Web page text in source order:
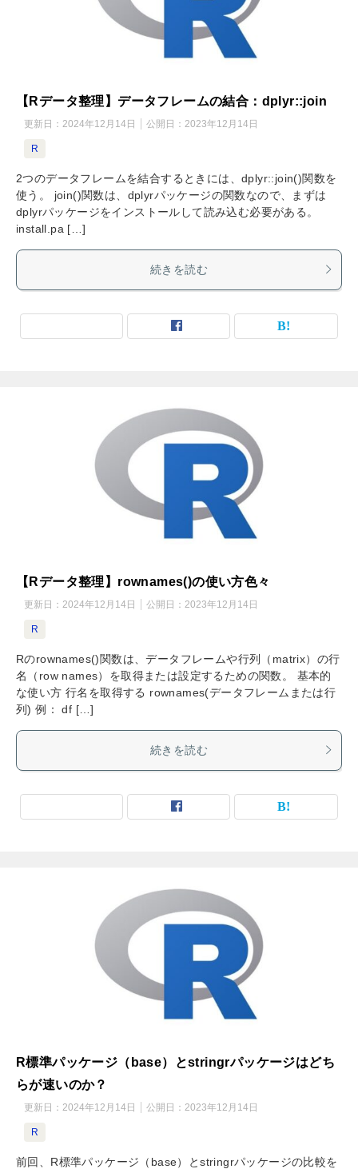
【Rデータ整理】データフレームの結合：dplyr::join
更新日： 2024年12月14日 公開日： 2023年12月14日
R
2つのデータフレームを結合するときには、dplyr::join()関数を
使う。 join()関数は、dplyrパッケージの関数なので、まずは
dplyrパッケージをインストールして読み込む必要がある。
install.pa […]
続きを読む
【Rデータ整理】rownames()の使い方色々
更新日： 2024年12月14日 公開日： 2023年12月14日
R
Rのrownames()関数は、データフレームや行列（matrix）の行
名（row names）を取得または設定するための関数。 基本的
な使い方 行名を取得する rownames(データフレームまたは行
列) 例： df […]
続きを読む
R標準パッケージ（base）とstringrパッケージはどち
らが速いのか？
更新日： 2024年12月14日 公開日： 2023年12月14日
R
前回、R標準パッケージ（base）とstringrパッケージの比較を